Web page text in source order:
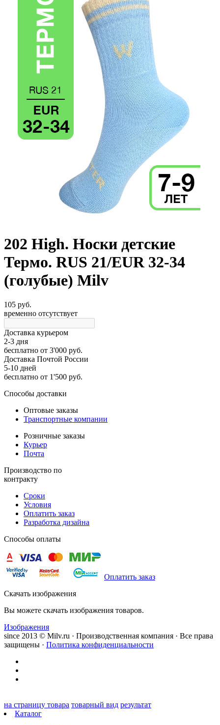
202 High. Носки детские
Термо. RUS 21/EUR 32-34
(голубые) Milv
105 руб.
временно отсутствует
Доставка курьером
2-3 дня
бесплатно от 3'000 руб.
Доставка Почтой России
5-10 дней
бесплатно от 1'500 руб.
Способы доставки
Оптовые заказы
Транспортные компании
Розничные заказы
Курьер
Почта
Производство по
контракту
Сроки
Условия
Оплатить заказ
Разработка дизайна
Способы оплаты
Оплатить заказ
Скачать изображения
Вы можете скачать изображения товаров.
Изображения
since 2013 © Milv.ru · Производственная компания · Все права
защищены · Политика конфиденциальности
на страницу товара товарный вид результат
Каталог